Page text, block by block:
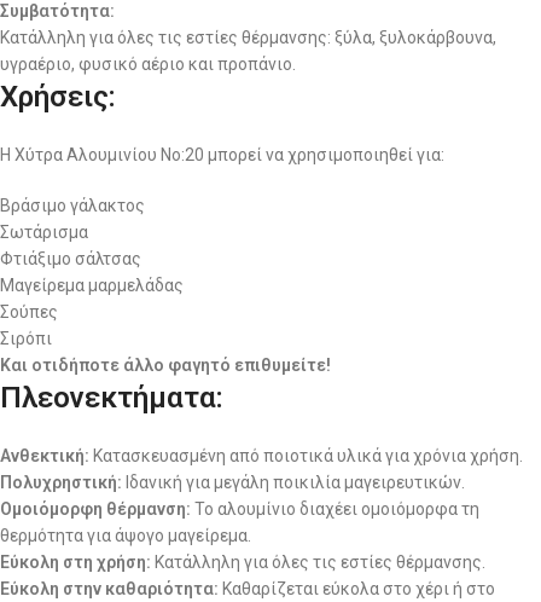
Συμβατότητα:
Κατάλληλη για όλες τις εστίες θέρμανσης: ξύλα, ξυλοκάρβουνα,
υγραέριο, φυσικό αέριο και προπάνιο.
Χρήσεις:
Η Χύτρα Αλουμινίου No:20 μπορεί να χρησιμοποιηθεί για:
Βράσιμο γάλακτος
Σωτάρισμα
Φτιάξιμο σάλτσας
Μαγείρεμα μαρμελάδας
Σούπες
Σιρόπι
Και οτιδήποτε άλλο φαγητό επιθυμείτε!
Πλεονεκτήματα:
Ανθεκτική: Κατασκευασμένη από ποιοτικά υλικά για χρόνια χρήση.
Πολυχρηστική: Ιδανική για μεγάλη ποικιλία μαγειρευτικών.
Ομοιόμορφη θέρμανση: Το αλουμίνιο διαχέει ομοιόμορφα τη
θερμότητα για άψογο μαγείρεμα.
Εύκολη στη χρήση: Κατάλληλη για όλες τις εστίες θέρμανσης.
Εύκολη στην καθαριότητα: Καθαρίζεται εύκολα στο χέρι ή στο